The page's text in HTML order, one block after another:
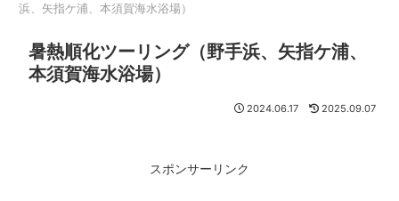
浜、矢指ケ浦、本須賀海水浴場）
暑熱順化ツーリング（野手浜、矢指ケ浦、
本須賀海水浴場）
2024.06.17 2025.09.07
スポンサーリンク